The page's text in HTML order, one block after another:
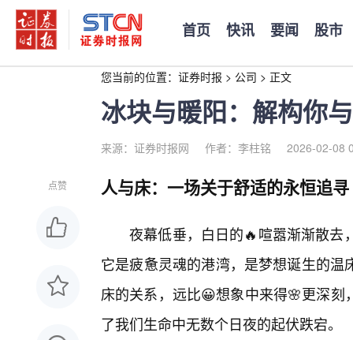
首页 快讯 要闻 股市
您当前的位置： 证券时报 > 公司 > 正文
冰块与暖阳：解构你
来源：证券时报网 作者：李柱铭 2026-02-08
点赞 人与床：一场关于舒适的永恒追寻
夜幕低垂，白日的🔥喧嚣渐渐散去
它是疲惫灵魂的港湾，是梦想诞生的
床的关系，远比😀想象中来得🌸更深
了我们生命中无数个日夜的起伏跌宕。